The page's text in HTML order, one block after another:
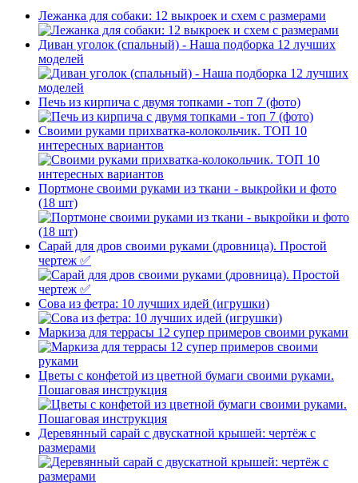
Лежанка для собаки: 12 выкроек и схем с размерами
Диван уголок (спальный) - Наша подборка 12 лучших
моделей
Печь из кирпича с двумя топками - топ 7 (фото)
Своими руками прихватка-колокольчик. ТОП 10
интересных вариантов
Портмоне своими руками из ткани - выкройки и фото
(18 шт)
Сарай для дров своими руками (дровница). Простой
чертеж ✅
Сова из фетра: 10 лучших идей (игрушки)
Маркиза для террасы 12 супер примеров своими руками
Цветы с конфетой из цветной бумаги своими руками.
Пошаговая инструкция
Деревянный сарай с двускатной крышей: чертёж с
размерами